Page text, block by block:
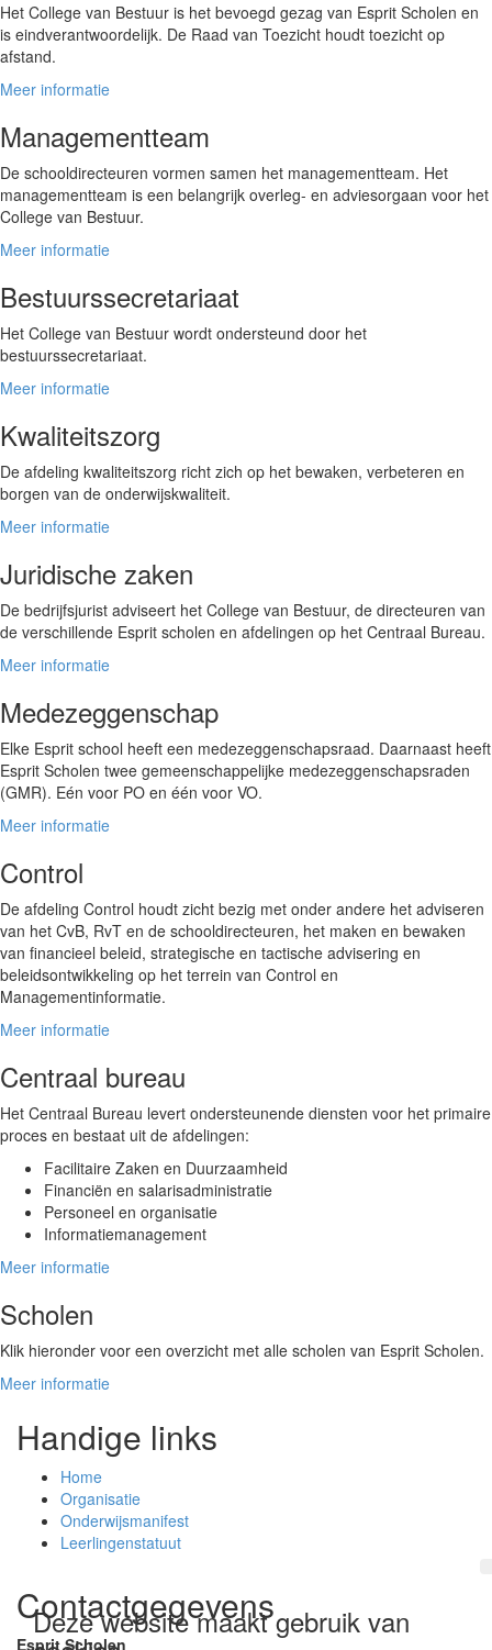
Het College van Bestuur is het bevoegd gezag van Esprit Scholen en
is eindverantwoordelijk. De Raad van Toezicht houdt toezicht op
afstand.
Meer informatie
Managementteam
De schooldirecteuren vormen samen het managementteam. Het
managementteam is een belangrijk overleg- en adviesorgaan voor het
College van Bestuur.
Meer informatie
Bestuurssecretariaat
Het College van Bestuur wordt ondersteund door het
bestuurssecretariaat.
Meer informatie
Kwaliteitszorg
De afdeling kwaliteitszorg richt zich op het bewaken, verbeteren en
borgen van de onderwijskwaliteit.
Meer informatie
Juridische zaken
De bedrijfsjurist adviseert het College van Bestuur, de directeuren van
de verschillende Esprit scholen en afdelingen op het Centraal Bureau.
Meer informatie
Medezeggenschap
Elke Esprit school heeft een medezeggenschapsraad. Daarnaast heeft
Esprit Scholen twee gemeenschappelijke medezeggenschapsraden
(GMR). Eén voor PO en één voor VO.
Meer informatie
Control
De afdeling Control houdt zicht bezig met onder andere het adviseren
van het CvB, RvT en de schooldirecteuren, het maken en bewaken
van financieel beleid, strategische en tactische advisering en
beleidsontwikkeling op het terrein van Control en
Managementinformatie.
Meer informatie
Centraal bureau
Het Centraal Bureau levert ondersteunende diensten voor het primaire
proces en bestaat uit de afdelingen:
Facilitaire Zaken en Duurzaamheid
Financiën en salarisadministratie
Personeel en organisatie
Informatiemanagement
Meer informatie
Scholen
Klik hieronder voor een overzicht met alle scholen van Esprit Scholen.
Meer informatie
Handige links
Home
Organisatie
Onderwijsmanifest
Leerlingenstatuut
Contactgegevens
Esprit Scholen
Deze website maakt gebruik van